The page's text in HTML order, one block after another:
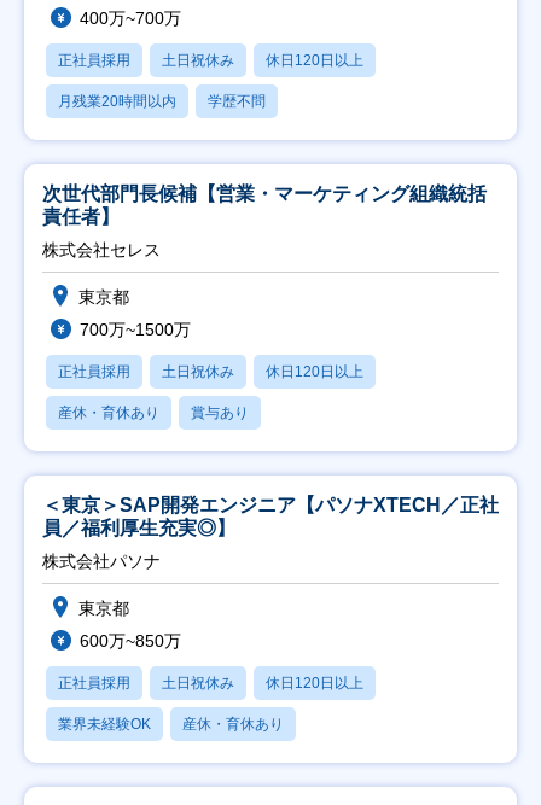
400万~700万
正社員採用 土日祝休み 休日120日以上
月残業20時間以内 学歴不問
次世代部門長候補【営業・マーケティング組織統括
責任者】
株式会社セレス
東京都
700万~1500万
正社員採用 土日祝休み 休日120日以上
産休・育休あり 賞与あり
＜東京＞SAP開発エンジニア【パソナXTECH／正社
員／福利厚生充実◎】
株式会社パソナ
東京都
600万~850万
正社員採用 土日祝休み 休日120日以上
業界未経験OK 産休・育休あり